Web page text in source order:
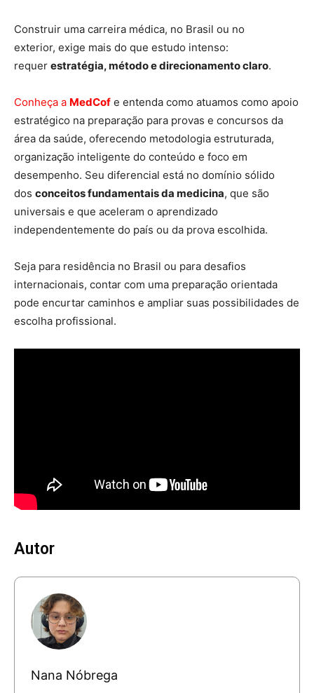
Construir uma carreira médica, no Brasil ou no
exterior, exige mais do que estudo intenso:
requer estratégia, método e direcionamento claro.
Conheça a MedCof e entenda como atuamos como apoio
estratégico na preparação para provas e concursos da
área da saúde, oferecendo metodologia estruturada,
organização inteligente do conteúdo e foco em
desempenho. Seu diferencial está no domínio sólido
dos conceitos fundamentais da medicina, que são
universais e que aceleram o aprendizado
independentemente do país ou da prova escolhida.
Seja para residência no Brasil ou para desafios
internacionais, contar com uma preparação orientada
pode encurtar caminhos e ampliar suas possibilidades de
escolha profissional.
Autor
Nana Nóbrega